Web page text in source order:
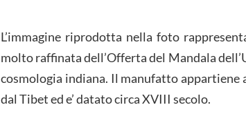
L’immagine riprodotta nella foto
molto raffinata dell’Offerta del Mandala
cosmologia indiana. Il manufatto appartiene
dal Tibet ed e’ datato circa XVIII secolo.